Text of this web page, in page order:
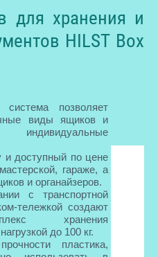
для хранения и
HILST Box
позволяет
виды ящиков и
и доступный по цене
гараже, а
и органайзеров.
с транспортной
тележкой создают
хранения
до 100 кг.
пластика,